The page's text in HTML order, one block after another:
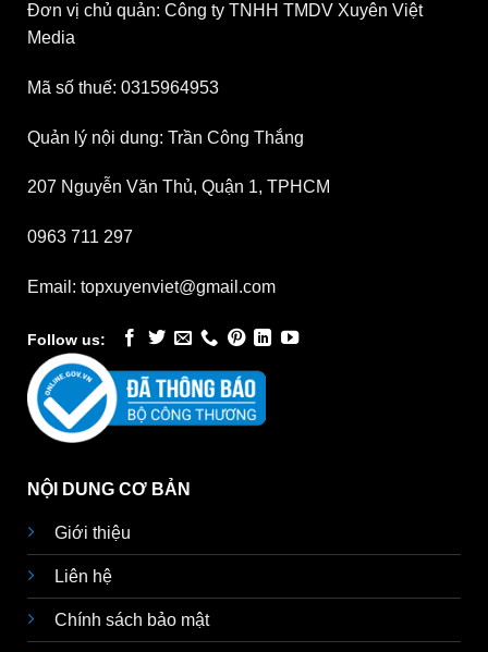
Đơn vị chủ quản: Công ty TNHH TMDV Xuyên Việt
Media
Mã số thuế: 0315964953
Quản lý nội dung: Trần Công Thắng
207 Nguyễn Văn Thủ, Quận 1, TPHCM
0963 711 297
Email: topxuyenviet@gmail.com
Follow us:
NỘI DUNG CƠ BẢN
Giới thiệu
Liên hệ
Chính sách bảo mật